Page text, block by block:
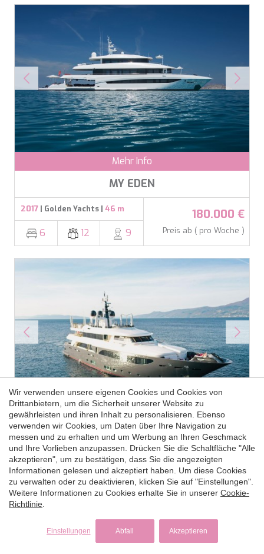
Mehr Info
MY EDEN
2017 | Golden Yachts | 46 m
6 12 9
180.000 €
Preis ab ( pro Woche )
Mehr Info
LADY TRUDY
2011| CRN |43 m
5 11 9
180.000 €
Preis ab ( pro Woche )
Wir verwenden unsere eigenen Cookies und Cookies von
Drittanbietern, um die Sicherheit unserer Website zu
gewährleisten und ihren Inhalt zu personalisieren. Ebenso
verwenden wir Cookies, um Daten über Ihre Navigation zu
messen und zu erhalten und um Werbung an Ihren Geschmack
und Ihre Vorlieben anzupassen. Drücken Sie die Schaltfläche "Alle
akzeptieren", um zu bestätigen, dass Sie die angezeigten
Informationen gelesen und akzeptiert haben. Um diese Cookies
zu verwalten oder zu deaktivieren, klicken Sie auf "Einstellungen".
Weitere Informationen zu Cookies erhalte Sie in unserer Cookie-
Richtlinie
Einstellungen Abfall Akzeptieren
Konfiguration speichern Alle akzeptieren